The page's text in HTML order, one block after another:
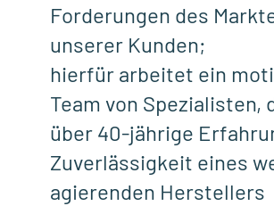
Forderungen des
unserer Kunden;
hierfür arbeitet ein
Team von Spezialisten,
über 40-jährige
Zuverlässigkeit eines
agierenden Herstellers